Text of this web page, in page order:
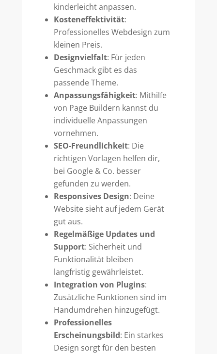
kinderleicht anpassen.
Kosteneffektivität:
Professionelles Webdesign zum
kleinen Preis.
Designvielfalt: Für jeden
Geschmack gibt es das
passende Theme.
Anpassungsfähigkeit: Mithilfe
von Page Buildern kannst du
individuelle Anpassungen
vornehmen.
SEO-Freundlichkeit: Die
richtigen Vorlagen helfen dir,
bei Google & Co. besser
gefunden zu werden.
Responsives Design: Deine
Website sieht auf jedem Gerät
gut aus.
Regelmäßige Updates und
Support: Sicherheit und
Funktionalität bleiben
langfristig gewährleistet.
Integration von Plugins:
Zusätzliche Funktionen sind im
Handumdrehen hinzugefügt.
Professionelles
Erscheinungsbild: Ein starkes
Design sorgt für den besten